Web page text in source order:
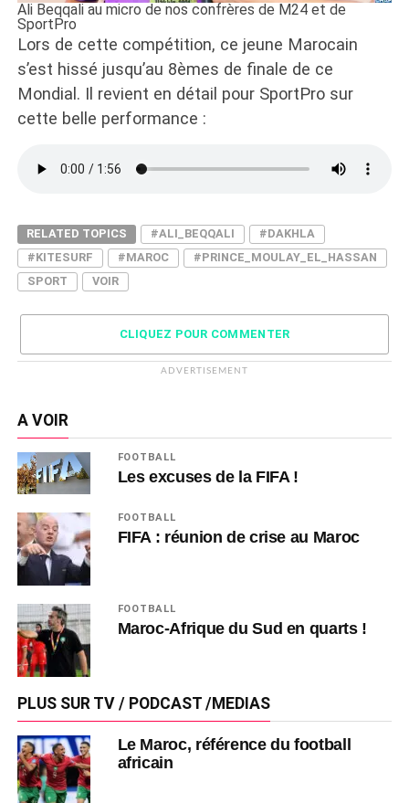
Ali Beqqali au micro de nos confrères de M24 et de
SportPro
Lors de cette compétition, ce jeune Marocain
s’est hissé jusqu’au 8èmes de finale de ce
Mondial. Il revient en détail pour SportPro sur
cette belle performance :
RELATED TOPICS #ALI_BEQQALI
#DAKHLA
#KITESURF
#MAROC
#PRINCE_MOULAY_EL_HASSAN
SPORT
VOIR
CLIQUEZ POUR COMMENTER
ADVERTISEMENT
A VOIR
FOOTBALL
Les excuses de la FIFA !
FOOTBALL
FIFA : réunion de crise au Maroc
FOOTBALL
Maroc-Afrique du Sud en quarts !
PLUS SUR TV / PODCAST /MEDIAS
Le Maroc, référence du football
africain